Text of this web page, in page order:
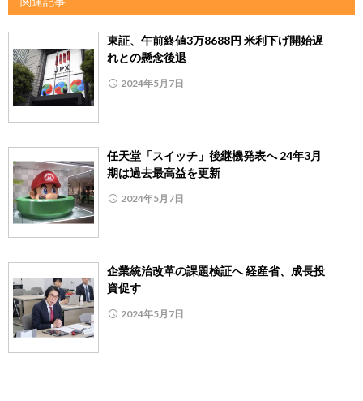
東証、午前終値3万8688円 米利下げ開始遅
れとの懸念後退
2024年5月7日
任天堂「スイッチ」後継機発表へ 24年3月
期は過去最高益を更新
2024年5月7日
企業統治改革の課題検証へ 経産省、成長投
資促す
2024年5月7日